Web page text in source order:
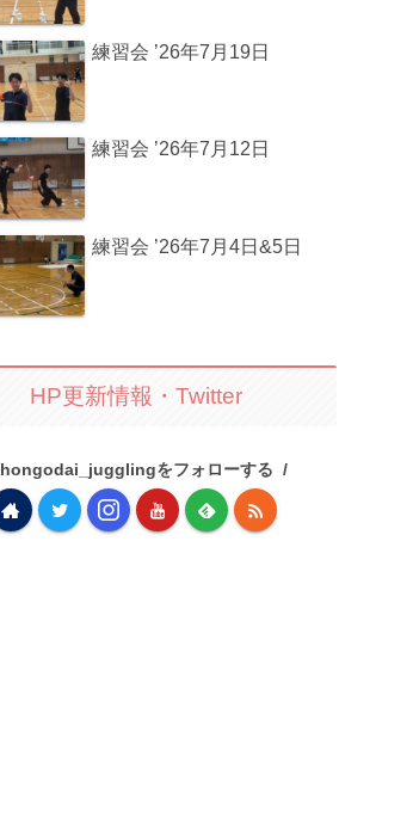
練習会 ’26年7月19日
練習会 ’26年7月12日
練習会 ’26年7月4日&5日
HP更新情報・Twitter
hongodai_jugglingをフォローする